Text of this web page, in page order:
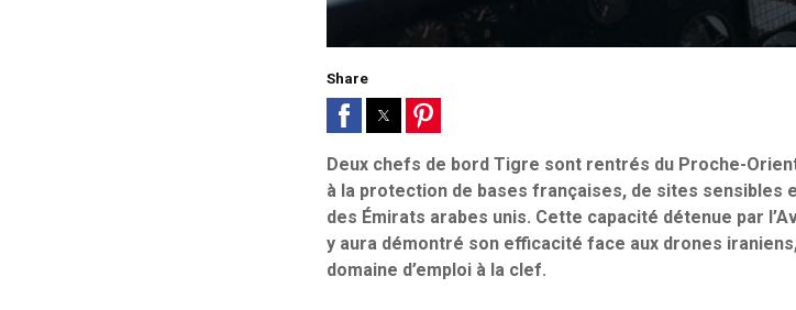
Share
Deux chefs de bord Tigre sont rentrés du Proche-
à la protection de bases françaises, de sites sensibles
des Émirats arabes unis. Cette capacité détenue par
y aura démontré son efficacité face aux drones
domaine d’emploi à la clef.